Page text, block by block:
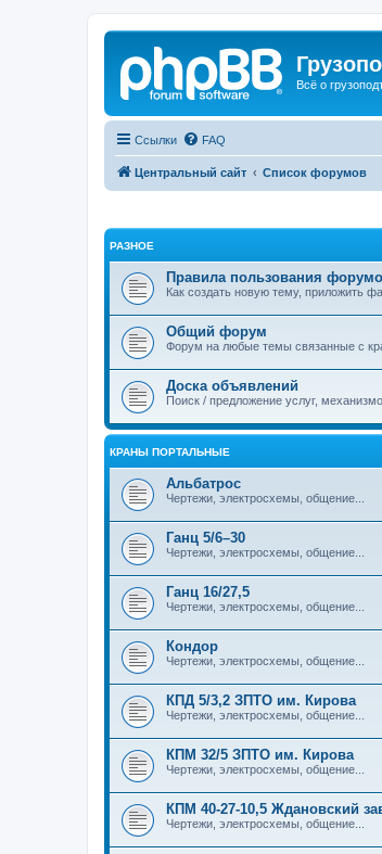
Всё о
Ссылки FAQ
Центральный сайт Список форумов
РАЗНОЕ
Правила пользования
Как создать новую тему, приложить
Общий форум
Форум на любые темы связанные с
Доска объявлений
Поиск / предложение услуг,
КРАНЫ ПОРТАЛЬНЫЕ
Альбатрос
Чертежи, электросхемы, общение...
Ганц 5/6–30
Чертежи, электросхемы, общение...
Ганц 16/27,5
Чертежи, электросхемы, общение...
Кондор
Чертежи, электросхемы, общение...
КПД 5/3,2 ЗПТО им. Кирова
Чертежи, электросхемы, общение...
КПМ 32/5 ЗПТО им. Кирова
Чертежи, электросхемы, общение...
КПМ 40-27-10,5 Ждановский
Чертежи, электросхемы, общение...